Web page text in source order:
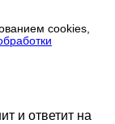
cookies,
и ответит на